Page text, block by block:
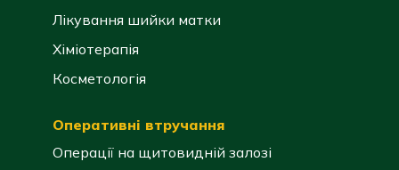
Лікування шийки матки
Хіміотерапія
Косметологія
Оперативні втручання
Операції на щитовидній залозі